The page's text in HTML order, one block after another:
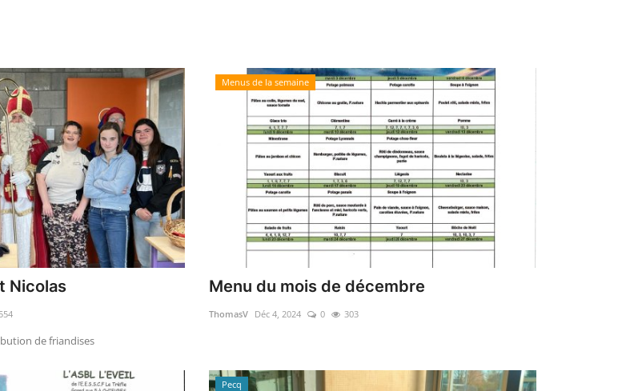
Nicolas
554
de friandises
Menus de la semaine
Menu du mois de décembre
ThomasV Déc 4, 2024 0 303
Pecq